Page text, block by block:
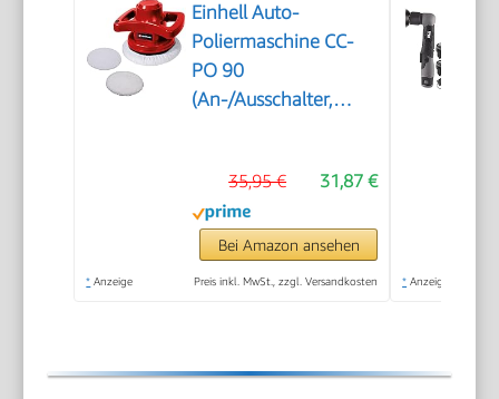
Einhell Auto-
Poliermaschine CC-
PO 90
(An-/Ausschalter,
und Synthetik-
Polierhaube inklusive)
31,87 €
35,95 €
Bei Amazon ansehen
* Anzeige Preis inkl. MwSt., zzgl. Versandkosten * Anzeige